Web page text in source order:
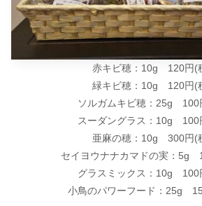
赤キビ穂：10g 120円(
緑キビ穂：10g 120円(
ソルガムキビ穂：25g 100
スーダングラス：10g 100
亜麻の穂：10g 300円(
セイヨウナナカマドの実：5g
グラスミックス：10g 100
小鳥のパワーフード：25g